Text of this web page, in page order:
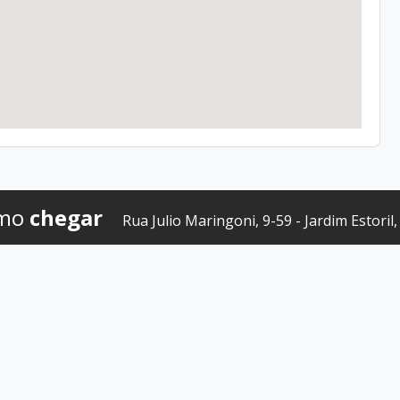
chegar Rua Julio Maringoni, 9-59 - Jardim